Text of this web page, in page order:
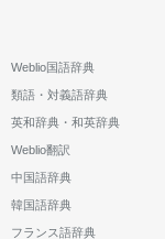
Weblio国語辞典
類語・対義語辞典
英和辞典・和英辞典
Weblio翻訳
中国語辞典
韓国語辞典
フランス語辞典